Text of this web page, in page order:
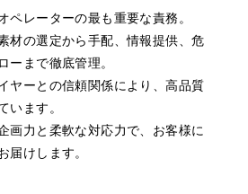
ペレーターの最も重要な責務。
材の選定から手配、情報提供、危
ーまで徹底管理。
ヤーとの信頼関係により、高品質
います。
画力と柔軟な対応力で、お客様に
届けします。